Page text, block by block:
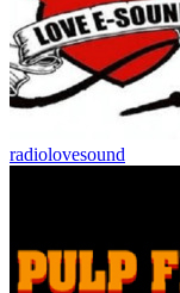
radiolovesound